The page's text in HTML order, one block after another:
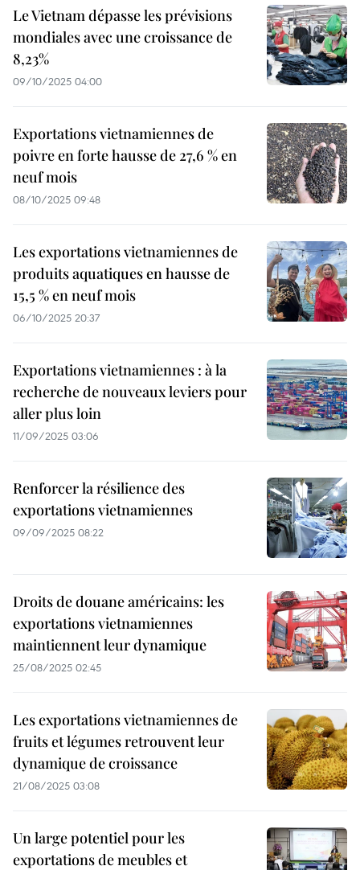
Le Vietnam dépasse les prévisions
mondiales avec une croissance de
8,23%
09/10/2025 04:00
Exportations vietnamiennes de
poivre en forte hausse de 27,6 % en
neuf mois
08/10/2025 09:48
Les exportations vietnamiennes de
produits aquatiques en hausse de
15,5 % en neuf mois
06/10/2025 20:37
Exportations vietnamiennes : à la
recherche de nouveaux leviers pour
aller plus loin
11/09/2025 03:06
Renforcer la résilience des
exportations vietnamiennes
09/09/2025 08:22
Droits de douane américains: les
exportations vietnamiennes
maintiennent leur dynamique
25/08/2025 02:45
Les exportations vietnamiennes de
fruits et légumes retrouvent leur
dynamique de croissance
21/08/2025 03:08
Un large potentiel pour les
exportations de meubles et